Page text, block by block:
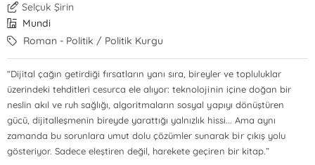
Selçuk Şirin
Mundi
Roman - Politik / Politik Kurgu
“Dijital çağın getirdiği fırsatların yanı sıra, bireyler ve topluluklar
üzerindeki tehditleri cesurca ele alıyor: teknolojinin içine doğan bir
neslin akıl ve ruh sağlığı, algoritmaların sosyal yapıyı dönüştüren
gücü, dijitalleşmenin bireyde yarattığı yalnızlık hissi... Ama aynı
zamanda bu sorunlara umut dolu çözümler sunarak bir çıkış yolu
gösteriyor. Sadece eleştiren değil, harekete geçiren bir kitap.”